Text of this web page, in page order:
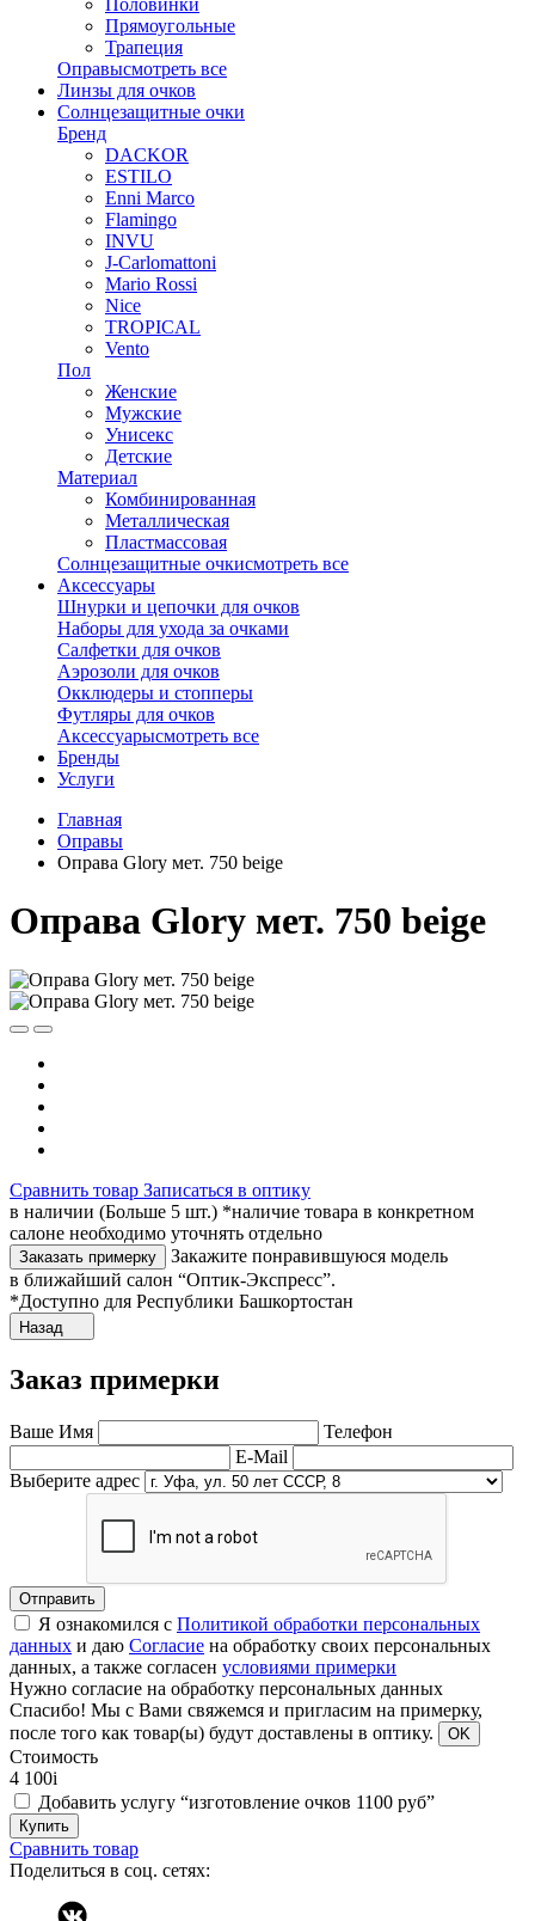
Прямоугольные
Трапеция
Оправысмотреть все
Линзы для очков
Солнцезащитные очки
Бренд
DACKOR
ESTILO
Enni Marco
Flamingo
INVU
J-Carlomattoni
Mario Rossi
Nice
TROPICAL
Vento
Пол
Женские
Мужские
Унисекс
Детские
Материал
Комбинированная
Металлическая
Пластмассовая
Солнцезащитные очкисмотреть все
Аксессуары
Шнурки и цепочки для очков
Наборы для ухода за очками
Салфетки для очков
Аэрозоли для очков
Окклюдеры и стопперы
Футляры для очков
Аксессуарысмотреть все
Бренды
Услуги
Главная
Оправы
Оправа Glory мет. 750 beige
Оправа Glory мет. 750 beige
Сравнить товар Записаться в оптику
в наличии (Больше 5 шт.) *наличие товара в конкретном
салоне необходимо уточнять отдельно
Заказать примерку
Закажите понравившуюся модель
в ближайший салон “Оптик-Экспресс”.
*Доступно для Республики Башкортостан
Назад
Заказ примерки
Ваше Имя
Телефон
E-Mail
Выберите адрес
Отправить
Я ознакомился с Политикой обработки персональных
данных и даю Согласие на обработку своих персональных
данных, а также согласен условиями примерки
Нужно согласие на обработку персональных данных
Спасибо! Мы с Вами свяжемся и пригласим на примерку,
после того как товар(ы) будут доставлены в оптику.
OK
Стоимость
4 100i
Добавить услугу “изготовление очков 1100 руб”
Купить
Сравнить товар
Поделиться в соц. сетях: